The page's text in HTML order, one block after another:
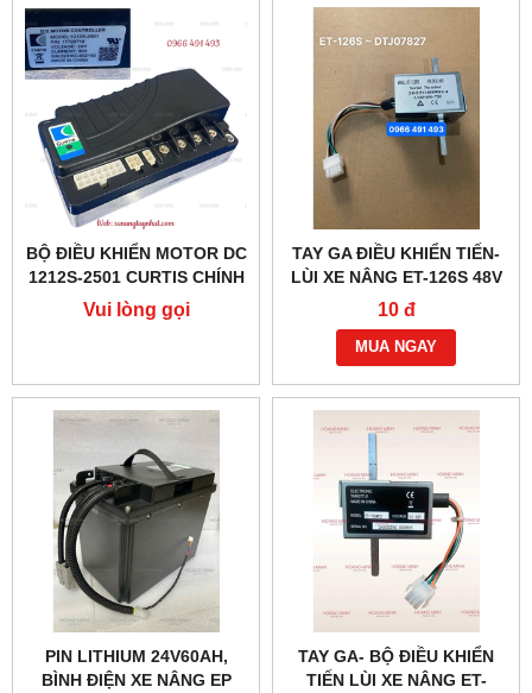
BỘ ĐIỀU KHIỂN MOTOR DC
1212S-2501 CURTIS CHÍNH
HÃNG
Vui lòng gọi
TAY GA ĐIỀU KHIỂN TIẾN-
LÙI XE NÂNG ET-126S 48V
(6 DÂY)
10 đ
MUA NGAY
PIN LITHIUM 24V60AH,
BÌNH ĐIỆN XE NÂNG EP
TAY GA- BỘ ĐIỀU KHIỂN
TIẾN LÙI XE NÂNG ET-